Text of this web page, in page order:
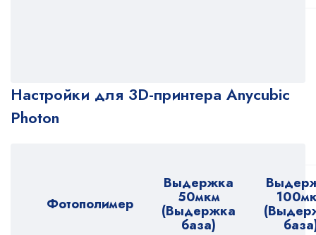
Настройки для 3D-принтера Anycubic
Photon
Фотополимер
Выдержка
50мкм
(Выдержка
база)